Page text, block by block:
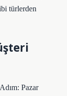
türlerden
Pazar